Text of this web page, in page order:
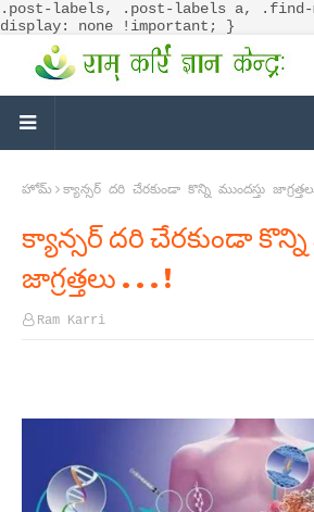
.post-labels, .post-labels a, .find-
display: none !important; }
హోమ్ క్యాన్సర్ దరి చేరకుండా కొన్ని ముందస్తు
క్యాన్సర్ దరి చేరకుండా కొన్ని
జాగ్రత్తలు . . . !
Ram Karri